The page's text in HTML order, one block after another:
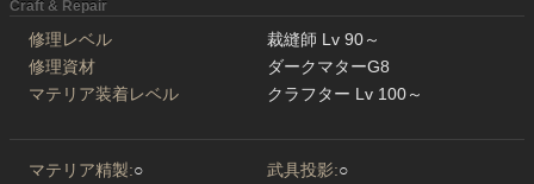
Craft & Repair
修理レベル
裁縫師 Lv 90～
修理資材
ダークマターG8
マテリア装着レベル
クラフター Lv 100～
マテリア精製:○ 武具投影:○